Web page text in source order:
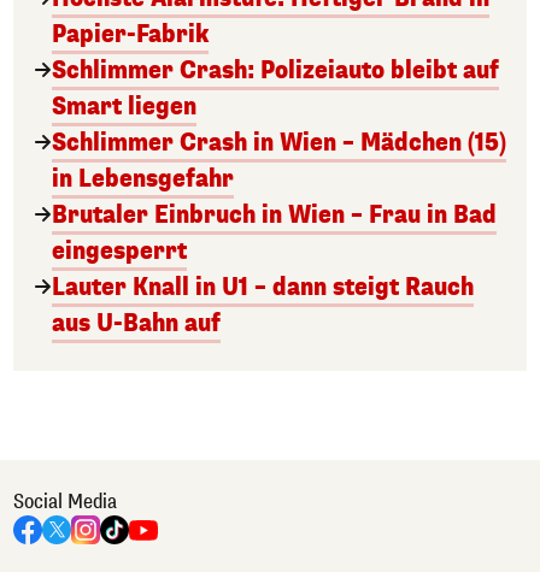
Papier-Fabrik
Schlimmer Crash: Polizeiauto bleibt auf
Smart liegen
Schlimmer Crash in Wien – Mädchen (15)
in Lebensgefahr
Brutaler Einbruch in Wien – Frau in Bad
eingesperrt
Lauter Knall in U1 – dann steigt Rauch
aus U-Bahn auf
Social Media